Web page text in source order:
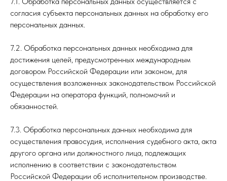
согласия субъекта персональных данных на обработку его
персональных данных.
7.2. Обработка персональных данных необходима для
достижения целей, предусмотренных международным
договором Российской Федерации или законом, для
осуществления возложенных законодательством Российской
Федерации на оператора функций, полномочий и
обязанностей.
7.3. Обработка персональных данных необходима для
осуществления правосудия, исполнения судебного акта, акта
другого органа или должностного лица, подлежащих
исполнению в соответствии с законодательством
Российской Федерации об исполнительном производстве.